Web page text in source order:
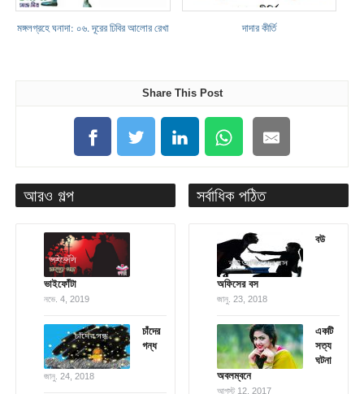
মঙ্গলগ্রহে ঘনাদা: ০৬. দূরের ঢিবির আলোর রেখা দাদার কীর্তি
Share This Post
আরও গল্প
ভাইফোঁটা
নভে. 4, 2019
চাঁদের
গন্ধ
জানু. 24, 2018
সর্বাধিক পঠিত
বউ
অফিসের বস
জানু. 23, 2018
একটি
সত্য
ঘটনা
অবলম্বনে
আগস্ট 12, 2017